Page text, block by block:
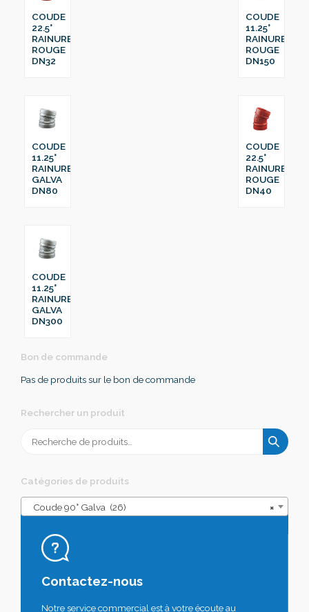
COUDE
22.5°
RAINURE
ROUGE
DN32
COUDE
11.25°
RAINURE
ROUGE
DN150
COUDE
11.25°
RAINURE
GALVA
DN80
COUDE
22.5°
RAINURE
ROUGE
DN40
COUDE
11.25°
RAINURE
GALVA
DN300
Bon de commande
Pas de produits sur le bon de commande
Rechercher un produit
pour :
Catégories de produits
×
Coude 90° Galva (26)
Contactez-nous
Notre service commercial est à votre écoute au